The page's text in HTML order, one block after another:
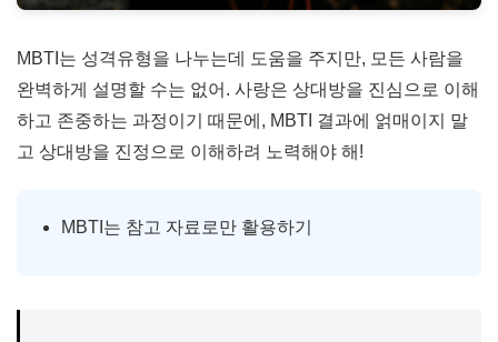
MBTI는 성격유형을 나누는데 도움을 주지만, 모든 사람을
완벽하게 설명할 수는 없어. 사랑은 상대방을 진심으로 이해
하고 존중하는 과정이기 때문에, MBTI 결과에 얽매이지 말
고 상대방을 진정으로 이해하려 노력해야 해!
MBTI는 참고 자료로만 활용하기